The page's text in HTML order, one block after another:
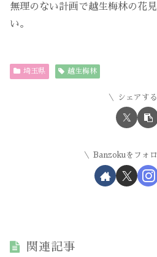
無理のない計画で越生梅林の花
い。
埼玉県 越生梅林
シェアする
Banzokuをフォ
関連記事